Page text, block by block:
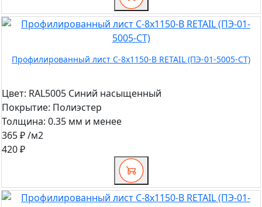
Профилированный лист С-8x1150-B RETAIL (ПЭ-01-5005-СТ)
Цвет: RAL5005 Синий насыщенный
Покрытие: Полиэстер
Толщина: 0.35 мм и менее
365 ₽/м2
420 ₽